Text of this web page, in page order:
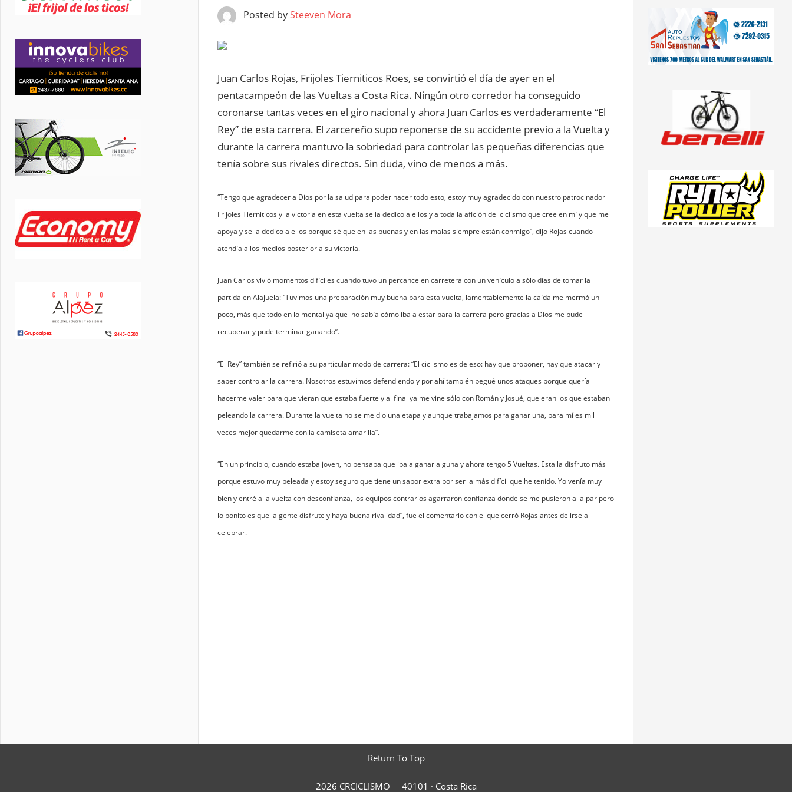
Posted bySteeven Mora
Juan Carlos Rojas, Frijoles Tierniticos Roes, se convirtió el día de ayer en el
pentacampeón de las Vueltas a Costa Rica. Ningún otro corredor ha conseguido
coronarse tantas veces en el giro nacional y ahora Juan Carlos es verdaderamente “El
Rey” de esta carrera. El zarcereño supo reponerse de su accidente previo a la Vuelta y
durante la carrera mantuvo la sobriedad para controlar las pequeñas diferencias que
tenía sobre sus rivales directos. Sin duda, vino de menos a más.
“Tengo que agradecer a Dios por la salud para poder hacer todo esto, estoy muy agradecido con nuestro patrocinador
Frijoles Tierniticos y la victoria en esta vuelta se la dedico a ellos y a toda la afición del ciclismo que cree en mí y que me
apoya y se la dedico a ellos porque sé que en las buenas y en las malas siempre están conmigo”, dijo Rojas cuando
atendía a los medios posterior a su victoria.
Juan Carlos vivió momentos difíciles cuando tuvo un percance en carretera con un vehículo a sólo días de tomar la
partida en Alajuela: “Tuvimos una preparación muy buena para esta vuelta, lamentablemente la caída me mermó un
poco, más que todo en lo mental ya que no sabía cómo iba a estar para la carrera pero gracias a Dios me pude
recuperar y pude terminar ganando”.
“El Rey” también se refirió a su particular modo de carrera: “El ciclismo es de eso: hay que proponer, hay que atacar y
saber controlar la carrera. Nosotros estuvimos defendiendo y por ahí también pegué unos ataques porque quería
hacerme valer para que vieran que estaba fuerte y al final ya me vine sólo con Román y Josué, que eran los que estaban
peleando la carrera. Durante la vuelta no se me dio una etapa y aunque trabajamos para ganar una, para mí es mil
veces mejor quedarme con la camiseta amarilla”.
“En un principio, cuando estaba joven, no pensaba que iba a ganar alguna y ahora tengo 5 Vueltas. Esta la disfruto más
porque estuvo muy peleada y estoy seguro que tiene un sabor extra por ser la más difícil que he tenido. Yo venía muy
bien y entré a la vuelta con desconfianza, los equipos contrarios agarraron confianza donde se me pusieron a la par pero
lo bonito es que la gente disfrute y haya buena rivalidad”, fue el comentario con el que cerró Rojas antes de irse a
celebrar.
Return To Top
2026 CRCICLISMO 40101 · Costa Rica